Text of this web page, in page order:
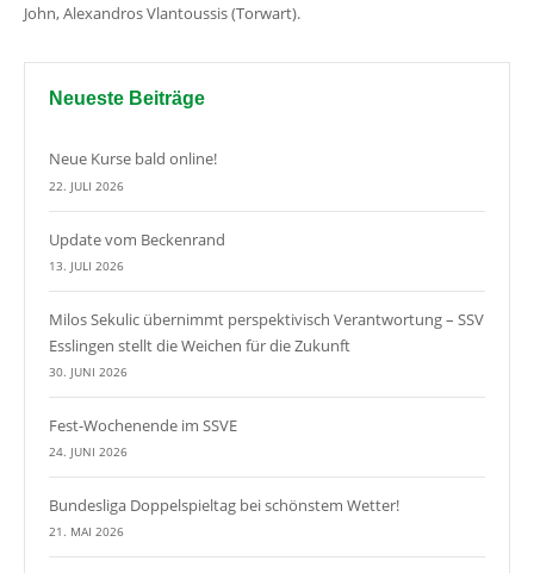
John, Alexandros Vlantoussis (Torwart).
Neueste Beiträge
Neue Kurse bald online!
22. JULI 2026
Update vom Beckenrand
13. JULI 2026
Milos Sekulic übernimmt perspektivisch Verantwortung – SSV
Esslingen stellt die Weichen für die Zukunft
30. JUNI 2026
Fest-Wochenende im SSVE
24. JUNI 2026
Bundesliga Doppelspieltag bei schönstem Wetter!
21. MAI 2026